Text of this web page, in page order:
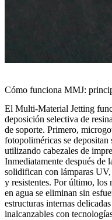
Cómo funciona MMJ:
El Multi-Material Jetting
deposición selectiva de
de soporte. Primero,
fotopoliméricas se depositan
utilizando cabezales de
Inmediatamente después de
solidifican con lámparas
y resistentes. Por último, los
en agua se eliminan sin
estructuras internas
inalcanzables con